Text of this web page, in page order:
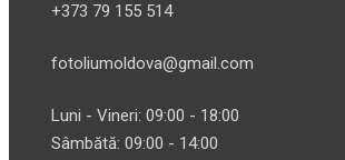
+373 79 155 514
fotoliumoldova@gmail.com
Luni - Vineri: 09:00 - 18:00
Sâmbătă: 09:00 - 14:00